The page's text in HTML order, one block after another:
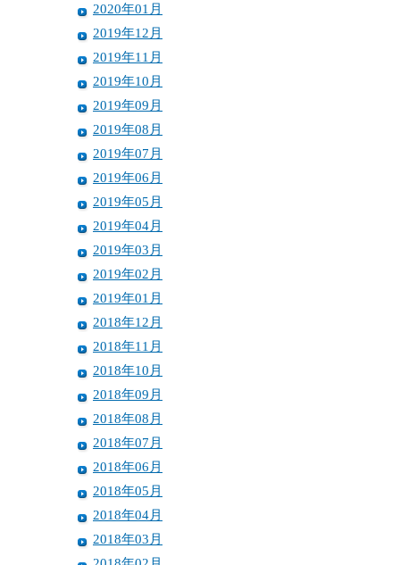
2020年01月
2019年12月
2019年11月
2019年10月
2019年09月
2019年08月
2019年07月
2019年06月
2019年05月
2019年04月
2019年03月
2019年02月
2019年01月
2018年12月
2018年11月
2018年10月
2018年09月
2018年08月
2018年07月
2018年06月
2018年05月
2018年04月
2018年03月